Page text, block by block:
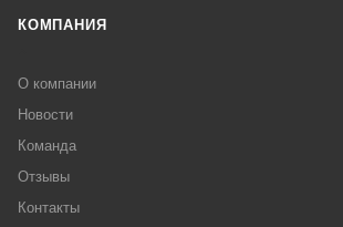
КОМПАНИЯ
О компании
Новости
Команда
Отзывы
Контакты